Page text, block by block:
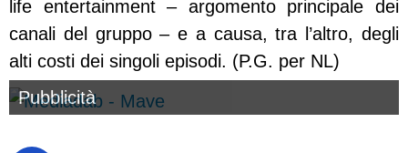
life entertainment – argomento principale dei
canali del gruppo – e a causa, tra l’altro, degli
alti costi dei singoli episodi. (P.G. per NL)
Pubblicità